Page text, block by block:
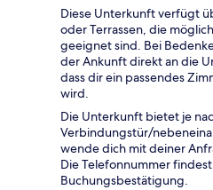
Diese Unterkunft verfügt
oder Terrassen, die
geeignet sind. Bei
der Ankunft direkt an die
dass dir ein passendes
wird.
Die Unterkunft bietet je
Verbindungstür/
wende dich mit deiner
Die Telefonnummer
Buchungsbestätigung.